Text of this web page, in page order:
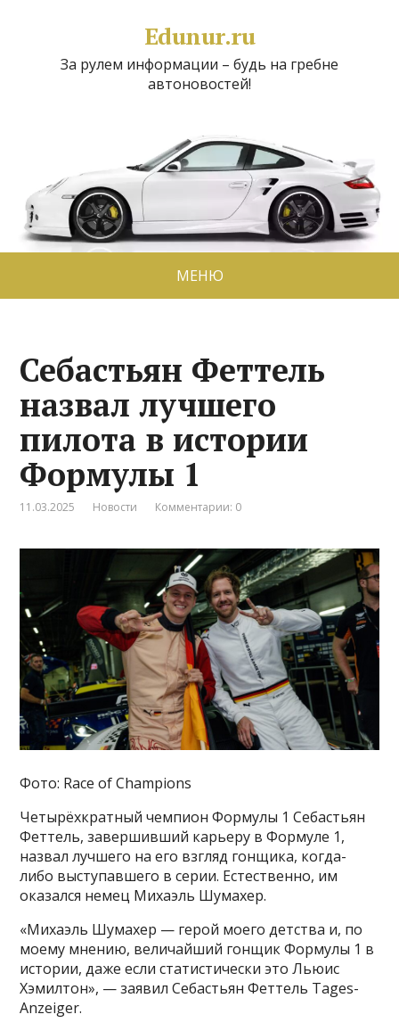
Edunur.ru
За рулем информации – будь на гребне
автоновостей!
МЕНЮ
Себастьян Феттель
назвал лучшего
пилота в истории
Формулы 1
11.03.2025 Новости Комментарии: 0
Фото: Race of Champions
Четырёхкратный чемпион Формулы 1 Себастьян
Феттель, завершивший карьеру в Формуле 1,
назвал лучшего на его взгляд гонщика, когда-
либо выступавшего в серии. Естественно, им
оказался немец Михаэль Шумахер.
«Михаэль Шумахер — герой моего детства и, по
моему мнению, величайший гонщик Формулы 1 в
истории, даже если статистически это Льюис
Хэмилтон», — заявил Себастьян Феттель Tages-
Anzeiger.